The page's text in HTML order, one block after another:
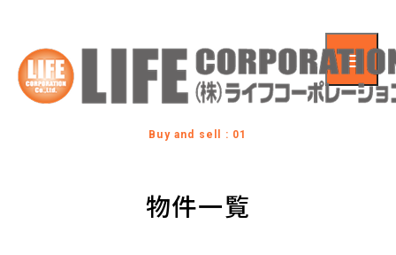
Buy and sell : 01
物件一覧